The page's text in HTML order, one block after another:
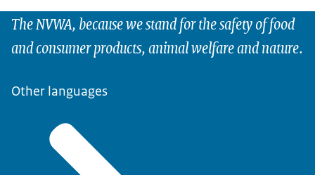
The NVWA, because we stand for the safety of food
and consumer products, animal welfare and nature.
Other languages